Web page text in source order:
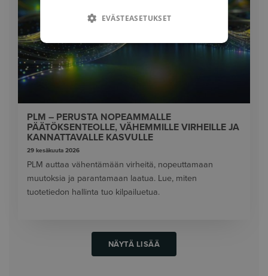
PLM – PERUSTA NOPEAMMALLE
PÄÄTÖKSENTEOLLE, VÄHEMMILLE VIRHEILLE JA
KANNATTAVALLE KASVULLE
29 kesäkuuta 2026
PLM auttaa vähentämään virheitä, nopeuttamaan
muutoksia ja parantamaan laatua. Lue, miten
tuotetiedon hallinta tuo kilpailuetua.
NÄYTÄ LISÄÄ
EVÄSTEASETUKSET